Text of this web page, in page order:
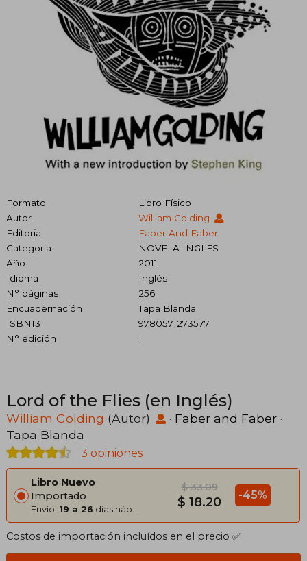
Formato
Libro Físico
Autor
William Golding
Editorial
Faber And Faber
Categoría
NOVELA INGLES
Año
2011
Idioma
Inglés
N° páginas
256
Encuadernación
Tapa Blanda
ISBN13
9780571273577
N° edición
1
Lord of the Flies (en Inglés)
William Golding (Autor) · Faber and Faber ·
Tapa Blanda
3 opiniones
Libro Nuevo
Importado
Envío: 19 a 26 días háb.
$ 33.09
$ 18.20 -45%
Costos de importación incluídos en el precio ✅